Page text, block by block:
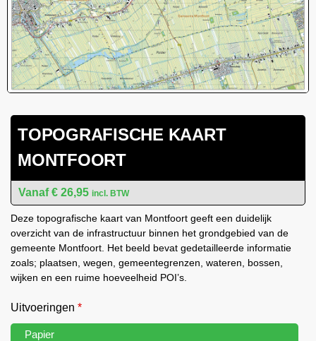
TOPOGRAFISCHE KAART
MONTFOORT
€ 26,95 incl. BTW
Deze topografische kaart van Montfoort geeft een duidelijk
overzicht van de infrastructuur binnen het grondgebied van de
gemeente Montfoort. Het beeld bevat gedetailleerde informatie
zoals; plaatsen, wegen, gemeentegrenzen, wateren, bossen,
wijken en een ruime hoeveelheid POI’s.
Uitvoeringen *
Papier